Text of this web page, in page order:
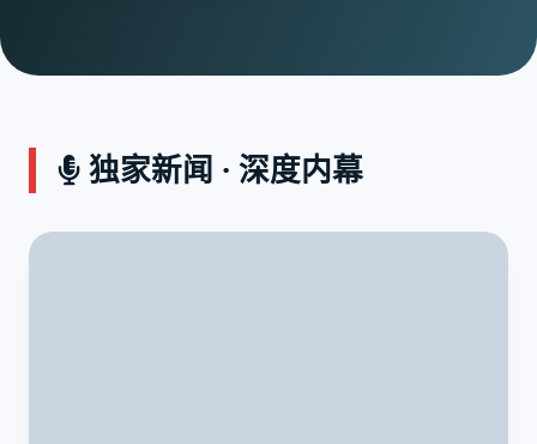
独家新闻 · 深度内幕